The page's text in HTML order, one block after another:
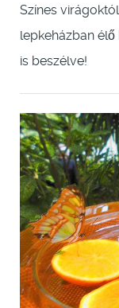
Színes
lepkeházban
is beszélve!